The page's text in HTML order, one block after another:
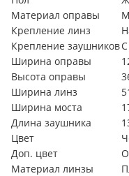
Материал оправы
Крепление линз
Крепление заушников
Ширина оправы
Высота оправы
Ширина линз
Ширина моста
Длина заушника
Цвет
Доп. цвет
Материал линзы